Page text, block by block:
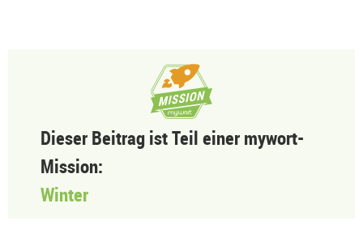
Dieser Beitrag ist Teil einer mywort-
Mission:
Winter